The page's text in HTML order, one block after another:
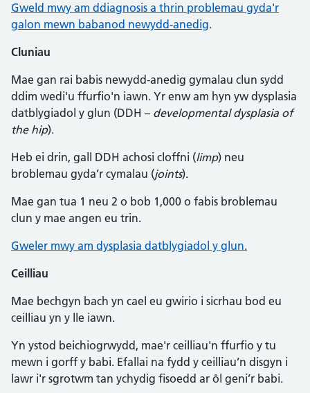
Gweld mwy am ddiagnosis a thrin problemau gyda'r
galon mewn babanod newydd-anedig.
Cluniau
Mae gan rai babis newydd-anedig gymalau clun sydd
ddim wedi'u ffurfio'n iawn. Yr enw am hyn yw dysplasia
datblygiadol y glun (DDH – developmental dysplasia of
the hip).
Heb ei drin, gall DDH achosi cloffni (limp) neu
broblemau gyda’r cymalau (joints).
Mae gan tua 1 neu 2 o bob 1,000 o fabis broblemau
clun y mae angen eu trin.
Gweler mwy am dysplasia datblygiadol y glun.
Ceilliau
Mae bechgyn bach yn cael eu gwirio i sicrhau bod eu
ceilliau yn y lle iawn.
Yn ystod beichiogrwydd, mae'r ceilliau'n ffurfio y tu
mewn i gorff y babi. Efallai na fydd y ceilliau’n disgyn i
lawr i'r sgrotwm tan ychydig fisoedd ar ôl geni’r babi.